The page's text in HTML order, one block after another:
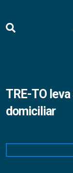
TRE-TO
domiciliar